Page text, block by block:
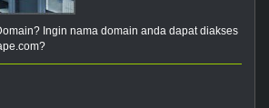
Ingin nama domain anda dapat diakses